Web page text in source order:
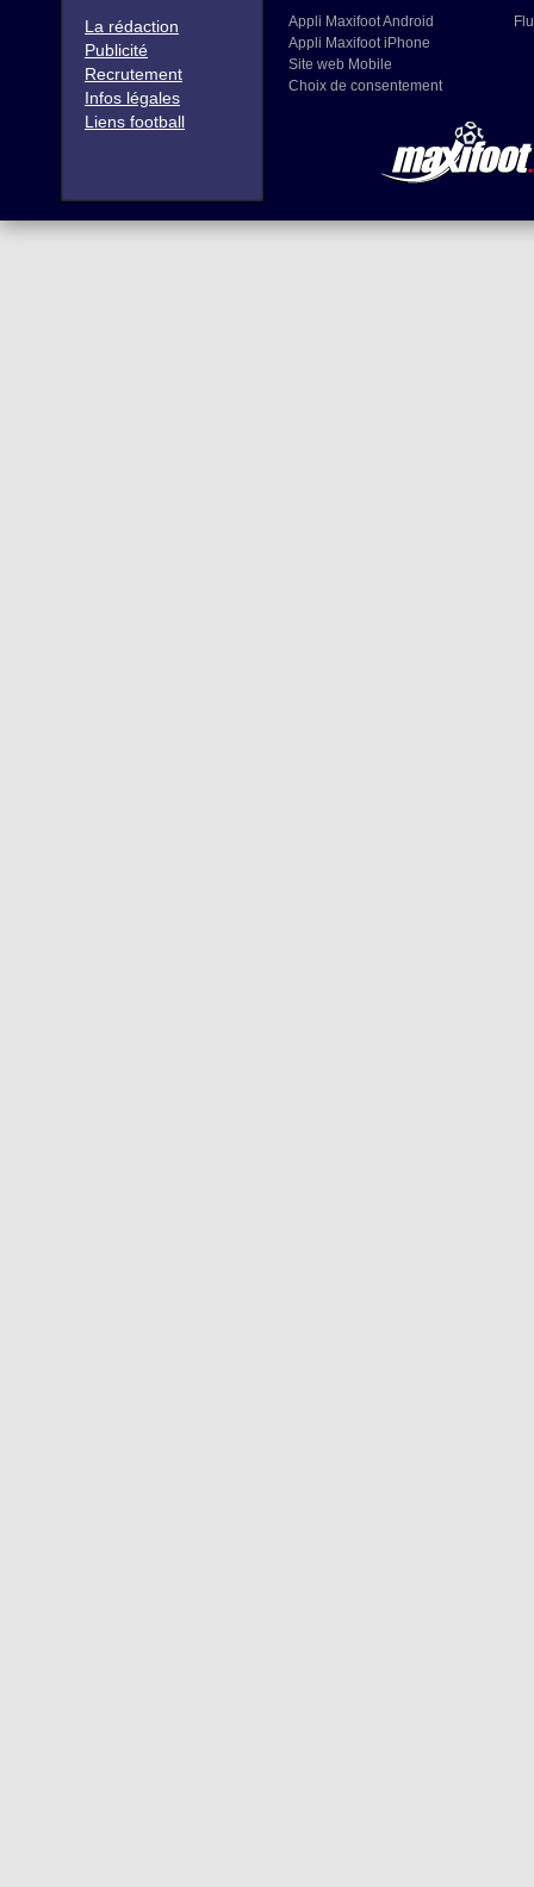
La rédaction
Publicité
Recrutement
Infos légales
Liens football
Appli Maxifoot Android
Appli Maxifoot iPhone
Site web Mobile
Choix de consentement